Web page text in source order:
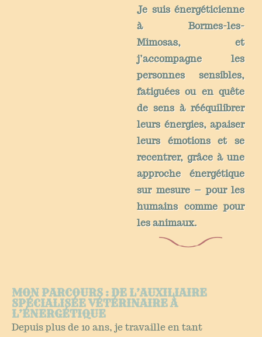
Je suis énergéticienne
à Bormes-les-
Mimosas, et
j’accompagne les
personnes sensibles,
fatiguées ou en quête
de sens à rééquilibrer
leurs énergies, apaiser
leurs émotions et se
recentrer, grâce à une
approche énergétique
sur mesure – pour les
humains comme pour
les animaux.
MON PARCOURS : DE L’AUXILIAIRE
SPÉCIALISÉE VÉTÉRINAIRE À
L’ÉNERGÉTIQUE
Depuis plus de 10 ans, je travaille en tant